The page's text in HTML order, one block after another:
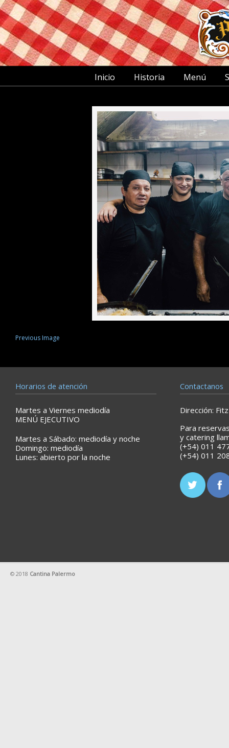
Inicio Historia Menú
Previous Image
Horarios de atención
Martes a Viernes mediodía
MENÚ EJECUTIVO
Martes a Sábado: mediodía y noche
Domingo: mediodía
Lunes: abierto por la noche
Contactanos
Dirección:
Para
y catering
(+54) 011
(+54) 011
© 2018 Cantina Palermo